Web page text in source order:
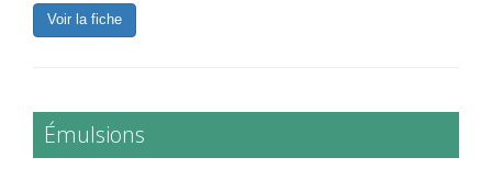
Voir la fiche
Émulsions